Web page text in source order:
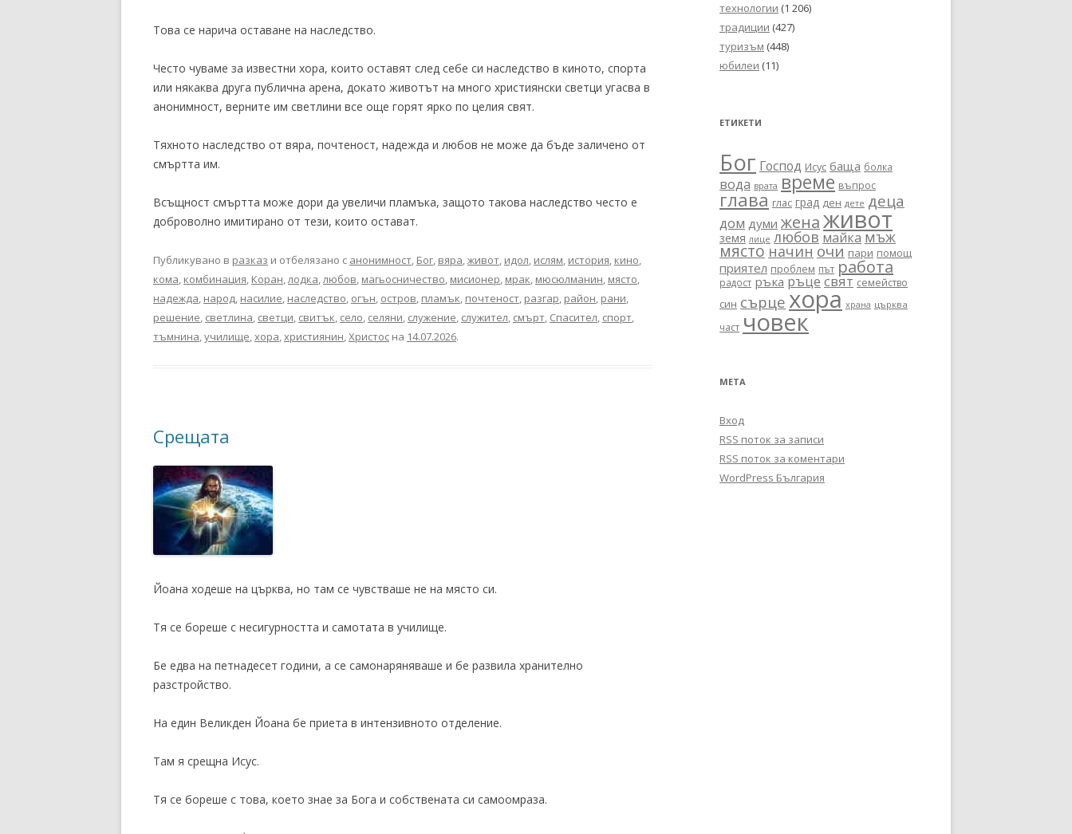
Това се нарича оставане на наследство.
Често чуваме за известни хора, които оставят след себе си наследство в киното, спорта
или някаква друга публична арена, докато животът на много християнски светци угасва в
анонимност, верните им светлини все още горят ярко по целия свят.
Тяхното наследство от вяра, почтеност, надежда и любов не може да бъде заличено от
смъртта им.
Всъщност смъртта може дори да увеличи пламъка, защото такова наследство често е
доброволно имитирано от тези, които остават.
Публикувано в разказ и отбелязано с анонимност, Бог, вяра,живот, идол, ислям, история, кино,
кома, комбинация, Коран,лодка,любов, магьосничество, мисионер, мрак, мюсюлманин, място,
надежда, народ, насилие, наследство, огън, остров, пламък, почтеност, разгар, район, рани,
решение, светлина, светци, свитък, село, селяни, служение, служител, смърт, Спасител, спорт,
тъмнина,училище,хора,християнин,Христос на 14.07.2026.
Срещата
Йоана ходеше на църква, но там се чувстваше не на място си.
Тя се бореше с несигурността и самотата в училище.
Бе едва на петнадесет години, а се самонаряняваше и бе развила хранително
разстройство.
На един Великден Йоана бе приета в интензивното отделение.
Там я срещна Исус.
Тя се бореше с това, което знае за Бога и собствената си самоомраза.
технологии (1 206)
традиции (427)
туризъм (448)
юбилеи (11)
ЕТИКЕТИ
Бог Господ Исус баща болка
вода врата време въпрос
глава глас град ден дете деца
дом думи женаживот
земя лице любов майка мъж
място начин очи пари помощ
приятел проблем път работа
радост ръка ръце свят семейство
син сърце хора храна църква
част човек
МЕТА
Вход
RSS поток за записи
RSS поток за коментари
WordPress България